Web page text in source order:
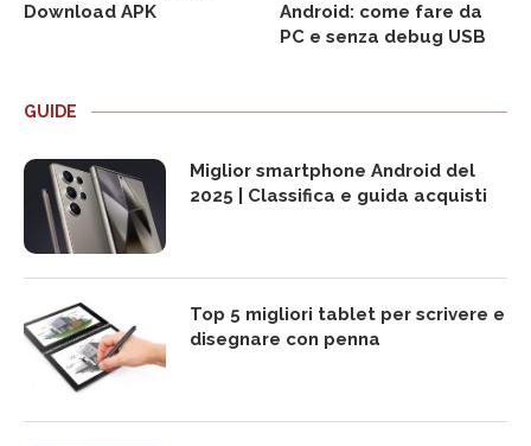
Download APK
Android: come fare da
PC e senza debug USB
GUIDE
Miglior smartphone Android del
2025 | Classifica e guida acquisti
Top 5 migliori tablet per scrivere e
disegnare con penna